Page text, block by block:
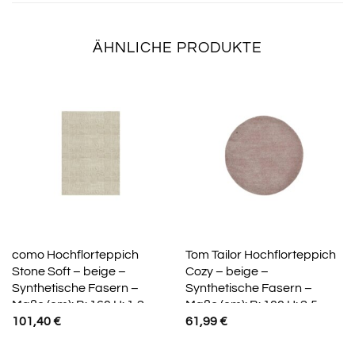
ÄHNLICHE PRODUKTE
como Hochflorteppich
Stone Soft – beige –
Synthetische Fasern –
Maße (cm): B: 160 H: 1,2
101,40€
Tom Tailor Hochflorteppich
Cozy – beige –
Synthetische Fasern –
Maße (cm): B: 100 H: 2,5
61,99€